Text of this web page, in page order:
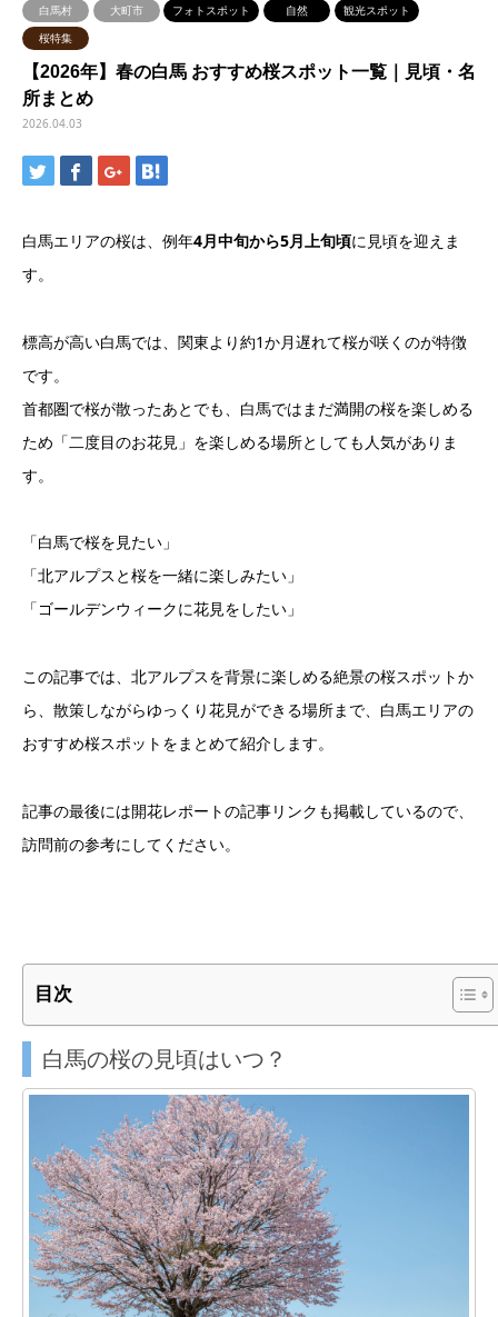
白馬村 大町市 フォトスポット 自然
観光スポット
桜特集
【2026年】春の白馬 おすすめ桜スポット一覧｜見頃・名
所まとめ
2026.04.03
白馬エリアの桜は、例年4月中旬から5月上旬頃に見頃を迎えま
す。
標高が高い白馬では、関東より約1か月遅れて桜が咲くのが特徴
です。
首都圏で桜が散ったあとでも、白馬ではまだ満開の桜を楽しめる
ため「二度目のお花見」を楽しめる場所としても人気がありま
す。
「白馬で桜を見たい」
「北アルプスと桜を一緒に楽しみたい」
「ゴールデンウィークに花見をしたい」
この記事では、北アルプスを背景に楽しめる絶景の桜スポットか
ら、散策しながらゆっくり花見ができる場所まで、白馬エリアの
おすすめ桜スポットをまとめて紹介します。
記事の最後には開花レポートの記事リンクも掲載しているので、
訪問前の参考にしてください。
目次
白馬の桜の見頃はいつ？